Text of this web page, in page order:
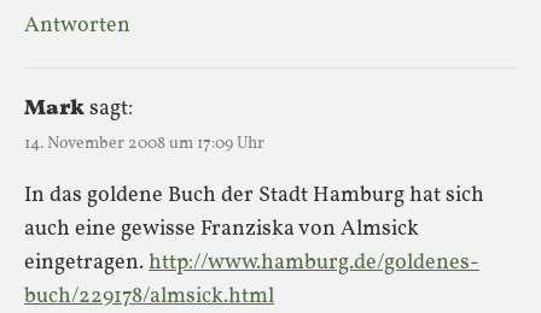
Antworten
Marksagt:
14. November 2008 um 17:09 Uhr
In das goldene Buch der Stadt Hamburg hat sich
auch eine gewisse Franziska von Almsick
eingetragen.http://www.hamburg.de/goldenes-
buch/229178/almsick.html